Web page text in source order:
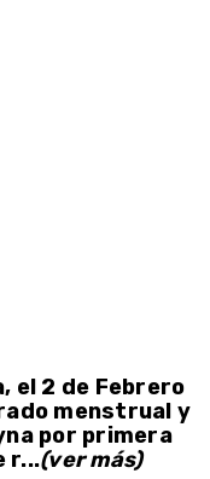
el 2 de Febrero
menstrual y
por primera
r...(ver más)